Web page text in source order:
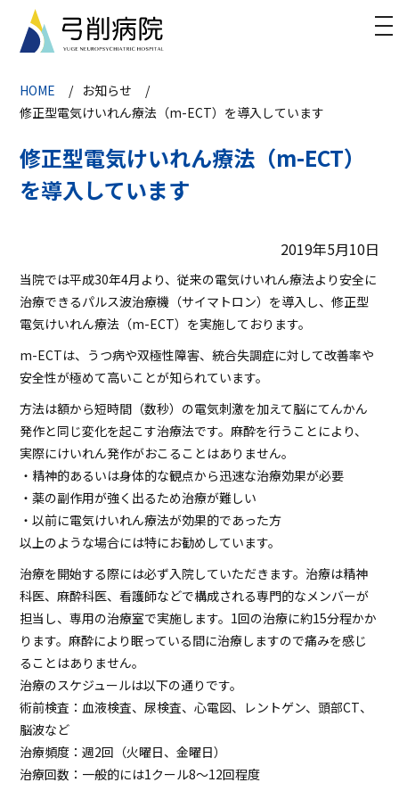
HOME
お知らせ
修正型電気けいれん療法（m-ECT）を導入しています
修正型電気けいれん療法（m-ECT）
を導入しています
2019年5月10日
当院では平成30年4月より、従来の電気けいれん療法より安全に
治療できるパルス波治療機（サイマトロン）を導入し、修正型
電気けいれん療法（m-ECT）を実施しております。
m-ECTは、うつ病や双極性障害、統合失調症に対して改善率や
安全性が極めて高いことが知られています。
方法は額から短時間（数秒）の電気刺激を加えて脳にてんかん
発作と同じ変化を起こす治療法です。麻酔を行うことにより、
実際にけいれん発作がおこることはありません。
・精神的あるいは身体的な観点から迅速な治療効果が必要
・薬の副作用が強く出るため治療が難しい
・以前に電気けいれん療法が効果的であった方
以上のような場合には特にお勧めしています。
治療を開始する際には必ず入院していただきます。治療は精神
科医、麻酔科医、看護師などで構成される専門的なメンバーが
担当し、専用の治療室で実施します。1回の治療に約15分程かか
ります。麻酔により眠っている間に治療しますので痛みを感じ
ることはありません。
治療のスケジュールは以下の通りです。
術前検査：血液検査、尿検査、心電図、レントゲン、頭部CT、
脳波など
治療頻度：週2回（火曜日、金曜日）
治療回数：一般的には1クール8～12回程度